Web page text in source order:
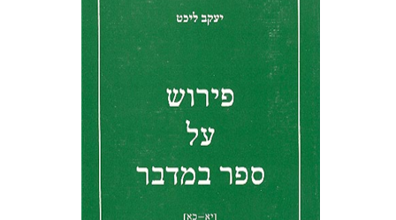
יעקב ליכט